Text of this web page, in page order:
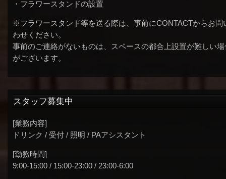
・フラワースタンドの設置
※フラワースタンド等を送る際は、事前にCONTACTからお問
わせください。
事前のご連絡がないものは、スペースの都合上設置が難しい場
がございます。
スタッフ募集中
[業務内容]
ドリンク / 受付 / 照明 / PAアシスタント
[勤務時間]
9:00-15:00 / 15:00-23:00 / 23:00-6:00